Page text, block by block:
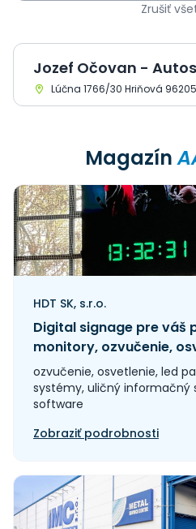
Zrušiť
Jozef Očovan -
Lúčna 1766/30 Hriňová 96205
Magazín
HDT SK, s.r.o.
Digital signage pre váš
monitory, ozvučenie,
ozvučenie, osvetlenie, led
systémy, uličný informačný
software
Zobraziť podrobnosti